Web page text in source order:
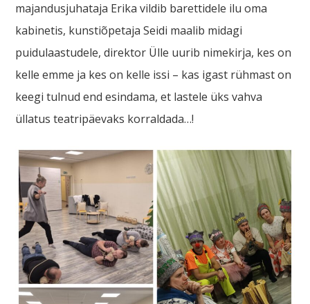
majandusjuhataja Erika vildib barettidele ilu oma
kabinetis, kunstiõpetaja Seidi maalib midagi
puidulaastudele, direktor Ülle uurib nimekirja, kes on
kelle emme ja kes on kelle issi – kas igast rühmast on
keegi tulnud end esindama, et lastele üks vahva
üllatus teatripäevaks korraldada…!